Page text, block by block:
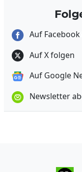
Auf
Auf X folgen
Auf Google
Newsletter